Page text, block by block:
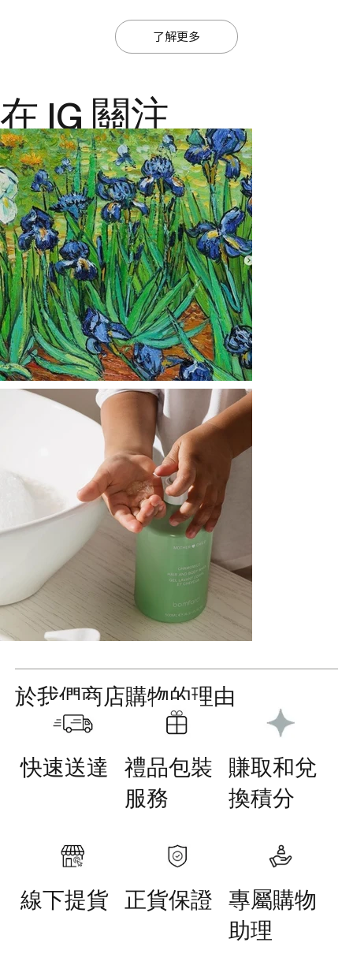
了解更多
在 IG 關注
@ajiajmacau
於我們商店購物的理由
快速送達
禮品包裝
服務
賺取和兌
換積分
線下提貨 正貨保證 專屬購物
助理